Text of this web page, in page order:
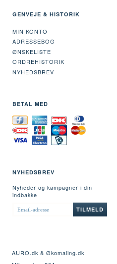
GENVEJE & HISTORIK
MIN KONTO
ADRESSEBOG
ØNSKELISTE
ORDREHISTORIK
NYHEDSBREV
BETAL MED
NYHEDSBREV
Nyheder og kampagner i din
indbakke
EMAIL-
ADRESSE
TILMELD
AURO.dk & Økomaling.dk